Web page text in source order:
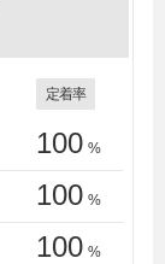
定着率
100 %
100 %
100 %